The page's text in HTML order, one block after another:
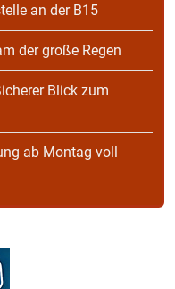
an der B15
der große Regen
Blick zum
ab Montag voll